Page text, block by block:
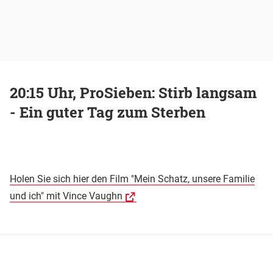
20:15 Uhr, ProSieben: Stirb langsam
- Ein guter Tag zum Sterben
Holen Sie sich hier den Film "Mein Schatz, unsere Familie
und ich" mit Vince Vaughn